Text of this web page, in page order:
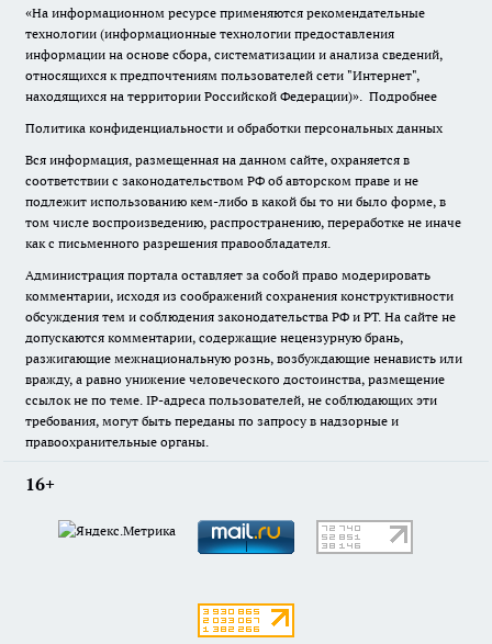
«На информационном ресурсе применяются рекомендательные
технологии (информационные технологии предоставления
информации на основе сбора, систематизации и анализа сведений,
относящихся к предпочтениям пользователей сети "Интернет",
находящихся на территории Российской Федерации)». Подробнее
Политика конфиденциальности и обработки персональных данных
Вся информация, размещенная на данном сайте, охраняется в
соответствии с законодательством РФ об авторском праве и не
подлежит использованию кем-либо в какой бы то ни было форме, в
том числе воспроизведению, распространению, переработке не иначе
как с письменного разрешения правообладателя.
Администрация портала оставляет за собой право модерировать
комментарии, исходя из соображений сохранения конструктивности
обсуждения тем и соблюдения законодательства РФ и РТ. На сайте не
допускаются комментарии, содержащие нецензурную брань,
разжигающие межнациональную рознь, возбуждающие ненависть или
вражду, а равно унижение человеческого достоинства, размещение
ссылок не по теме. IP-адреса пользователей, не соблюдающих эти
требования, могут быть переданы по запросу в надзорные и
правоохранительные органы.
16+